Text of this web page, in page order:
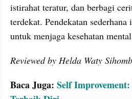
istirahat teratur, dan berbagi
terdekat. Pendekatan
untuk menjaga kesehatan
Reviewed by Helda Waty
Baca Juga: Self